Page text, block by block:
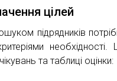
цілей
підрядників
та таблиці оцінки: